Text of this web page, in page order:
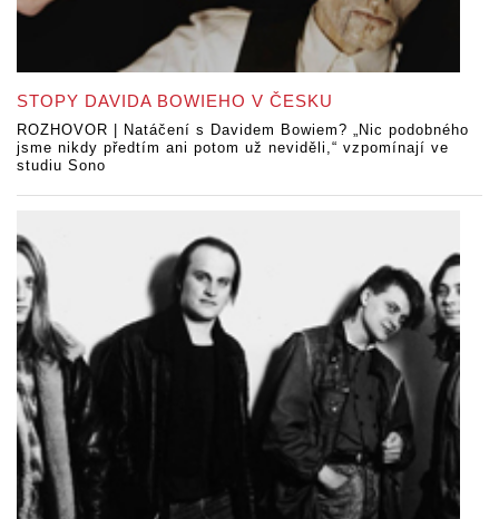
STOPY DAVIDA BOWIEHO V ČESKU
ROZHOVOR | Natáčení s Davidem Bowiem? „Nic podobného
jsme nikdy předtím ani potom už neviděli,“ vzpomínají ve
studiu Sono